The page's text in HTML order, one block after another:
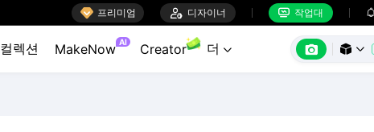
 프리미엄  디자이너  작업대 
컬렉션 MakeNow AI Creator 더    